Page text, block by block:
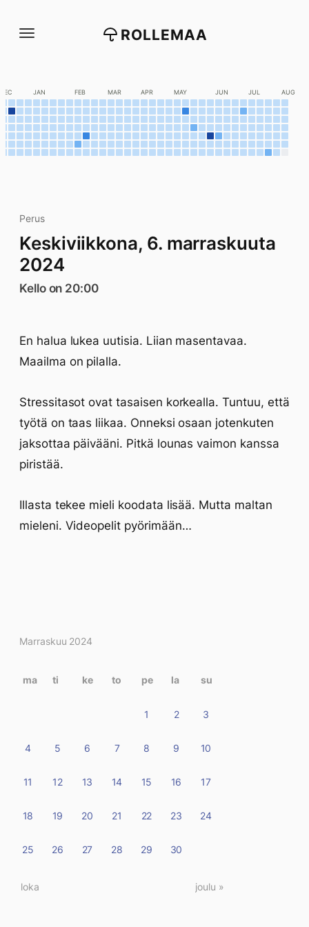
suoraan
ROLLEMAA
DEC JAN FEB MAR APR MAY JUN JUL AUG
Perus
Keskiviikkona, 6. marraskuuta
2024
Kello on 20:00
En halua lukea uutisia. Liian masentavaa.
Maailma on pilalla.
Stressitasot ovat tasaisen korkealla. Tuntuu, että
työtä on taas liikaa. Onneksi osaan jotenkuten
jaksottaa päivääni. Pitkä lounas vaimon kanssa
piristää.
Illasta tekee mieli koodata lisää. Mutta maltan
mieleni. Videopelit pyörimään…
Kirjoitukset
Marraskuu 2024
ma ti ke to pe la su
1 2 3
4 5 6 7 8 9 10
11 12 13 14 15 16 17
18 19 20 21 22 23 24
25 26 27 28 29 30
« loka joulu »